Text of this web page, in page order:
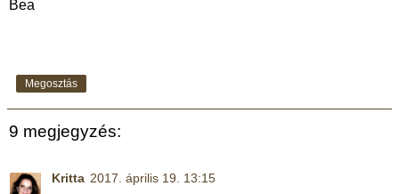
Bea
Megosztás
9 megjegyzés:
Kritta 2017. április 19. 13:15